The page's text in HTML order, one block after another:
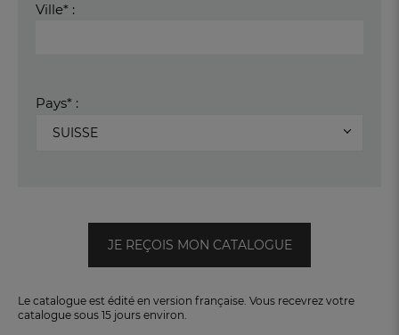
Ville* :
Pays* :
SUISSE
JE REÇOIS MON CATALOGUE
Le catalogue est édité en version française. Vous recevrez votre
catalogue sous 15 jours environ.